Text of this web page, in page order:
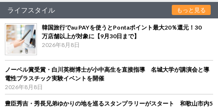
ライフスタイル もっと見る
韓国旅行でau PAYを使うとPontaポイント最大20％還元！30
万店舗以上が対象に【9月30日まで】
2026年8月8日
ノーベル賞受賞・白川英樹博士が小中高生を直接指導 名城大学が講演会と導
電性プラスチック実験イベントを開催
2026年8月8日
豊臣秀吉・秀長兄弟ゆかりの地を巡るスタンプラリーがスタート 和歌山市内5